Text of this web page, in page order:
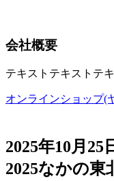
会社概要
テキストテキストテ
オンラインショップ(
2025年10月25
2025なかの東